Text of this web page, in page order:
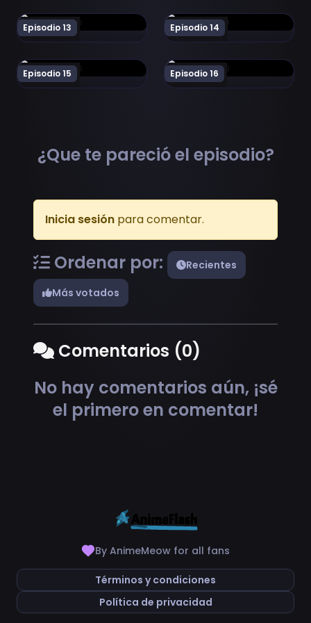
Episodio 13
Ver Ao no Hako Episodio 13 Episodio 14
Ver Ao no Hako Episodio 14
Episodio 15
Ver Ao no Hako Episodio 15 Episodio 16
Ver Ao no Hako Episodio 16
¿Que te pareció el episodio?
Inicia sesión para comentar.
Ordenar por:
Recientes
Más votados
Comentarios (0)
No hay comentarios aún, ¡sé
el primero en comentar!
By AnimeMeow for all fans
Términos y condiciones
Política de privacidad